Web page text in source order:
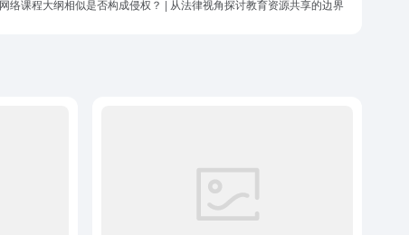
网络课程大纲相似是否构成侵权？ | 从法律视角探讨教育资源共享的边界